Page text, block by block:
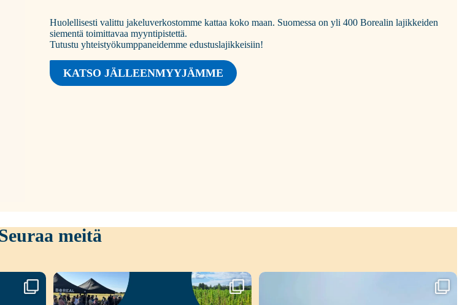
Huolellisesti valittu jakeluverkostomme kattaa koko maan. Suomessa on yli 400 Borealin lajikkeiden
siementä toimittavaa myyntipistettä.
Tutustu yhteistyökumppaneidemme edustuslajikkeisiin!
KATSO JÄLLEENMYYJÄMME
meitä
Ensi viikolla Pohjanmaalla tapahtuu!🤩